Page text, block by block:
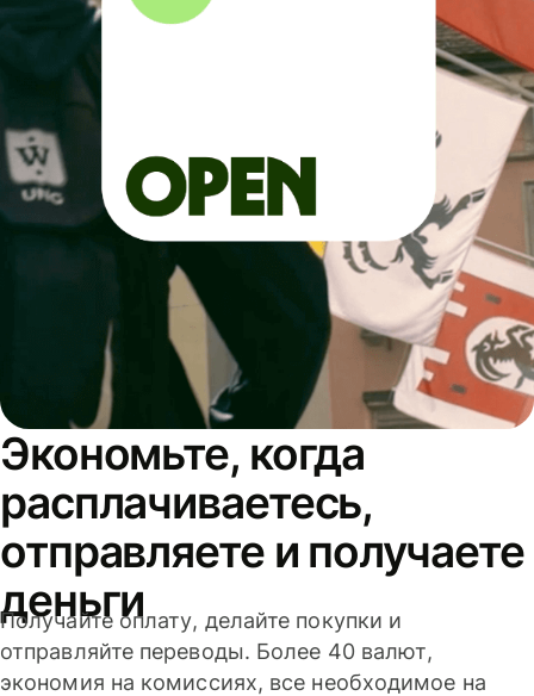
Экономьте, когда
расплачиваетесь,
отправляете и получаете
деньги
Получайте оплату, делайте покупки и
отправляйте переводы. Более 40 валют,
экономия на комиссиях, все необходимое на